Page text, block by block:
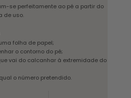
se perfeitamente ao pé a partir do
de uso.
folha de papel;
o contorno do pé;
vai do calcanhar à extremidade do
o número pretendido.